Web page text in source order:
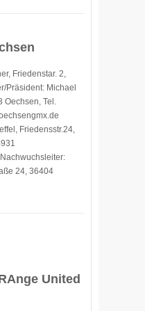
Friedenstar. 2,
Präsident: Michael
Oechsen, Tel.
Friedensstr.24,
24, 36404
United